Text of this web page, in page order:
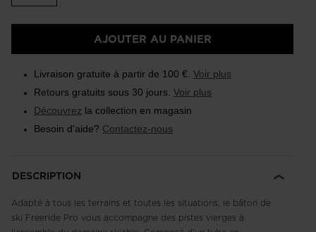
AJOUTER AU PANIER
Livraison gratuite à partir de 100 €. Voir plus
Retours gratuits sous 30 jours. Voir plus
Découvrez la collection en magasin
Besoin d'aide? Contactez-nous
DESCRIPTION
Adapté à tous les terrains et toutes les situations, le bâton de
ski Freeride Pro vous accompagne des pistes vierges à